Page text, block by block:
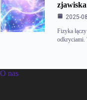
zjawiska
2025-
Fizyka
O nas